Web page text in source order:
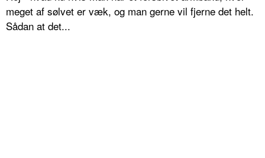
meget af sølvet er væk, og man gerne vil fjerne det helt.
Sådan at det...